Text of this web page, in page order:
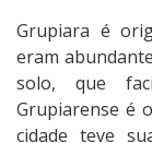
Grupiara é
eram
solo, que
Grupiarense é
cidade teve